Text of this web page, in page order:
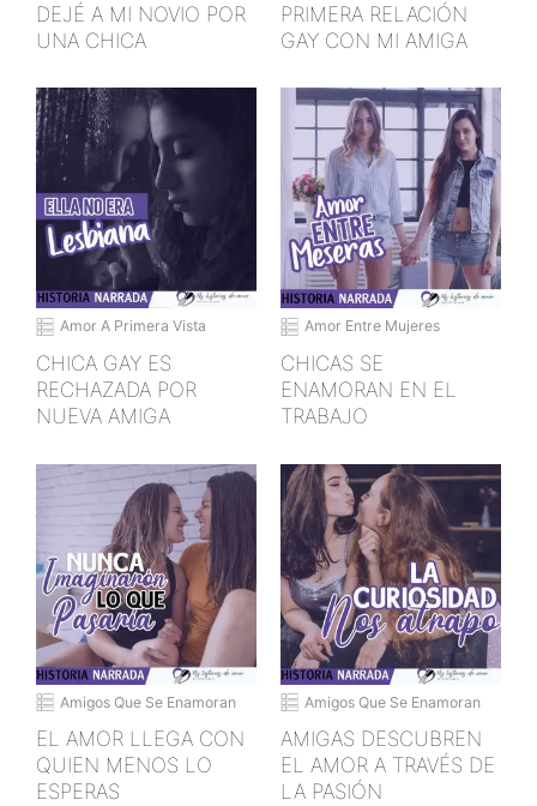
DEJÉ A MI NOVIO POR
UNA CHICA
PRIMERA RELACIÓN
GAY CON MI AMIGA
Amor A Primera Vista
CHICA GAY ES
RECHAZADA POR
NUEVA AMIGA
Amor Entre Mujeres
CHICAS SE
ENAMORAN EN EL
TRABAJO
Amigos Que Se Enamoran
EL AMOR LLEGA CON
QUIEN MENOS LO
ESPERAS
Amigos Que Se Enamoran
AMIGAS DESCUBREN
EL AMOR A TRAVÉS DE
LA PASIÓN